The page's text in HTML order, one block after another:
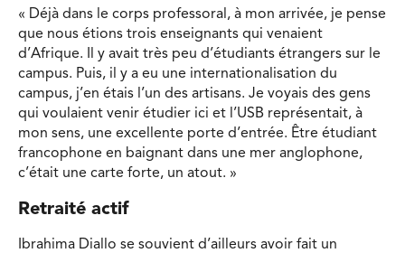
« Déjà dans le corps professoral, à mon arrivée, je pense
que nous étions trois enseignants qui venaient
d’Afrique. Il y avait très peu d’étudiants étrangers sur le
campus. Puis, il y a eu une internationalisation du
campus, j’en étais l’un des artisans. Je voyais des gens
qui voulaient venir étudier ici et l’USB représentait, à
mon sens, une excellente porte d’entrée. Être étudiant
francophone en baignant dans une mer anglophone,
c’était une carte forte, un atout. »
Retraité actif
Ibrahima Diallo se souvient d’ailleurs avoir fait un